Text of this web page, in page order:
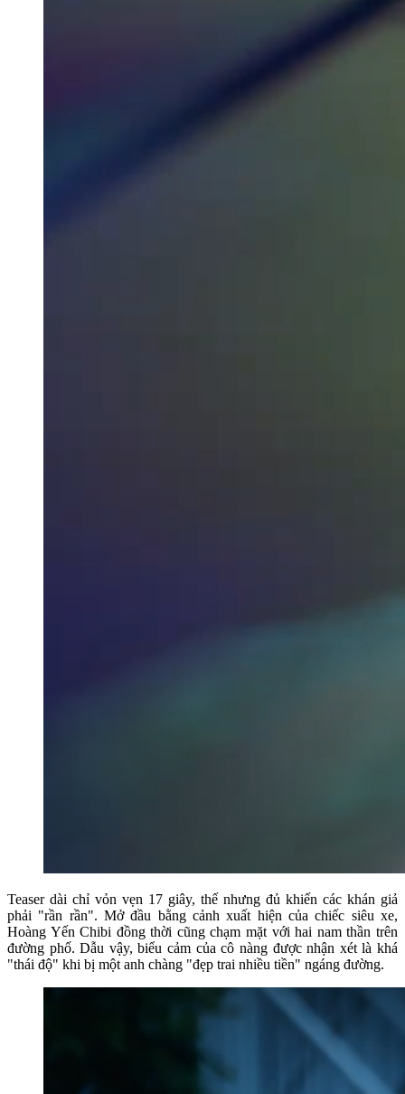
Teaser dài chỉ vỏn vẹn 17 giây, thế nhưng đủ khiến các khán giả
phải "rần rần". Mở đầu bằng cảnh xuất hiện của chiếc siêu xe,
Hoàng Yến Chibi đồng thời cũng chạm mặt với hai nam thần trên
đường phố. Dẫu vậy, biểu cảm của cô nàng được nhận xét là khá
"thái độ" khi bị một anh chàng "đẹp trai nhiều tiền" ngáng đường.